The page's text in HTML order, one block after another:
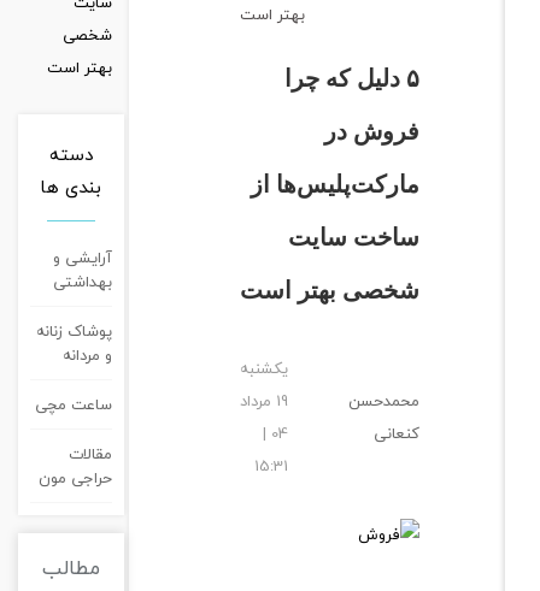
بهتر است
۵ دلیل که چرا
فروش در
مارکت‌پلیس‌ها از
ساخت سایت
شخصی بهتر است
محمدحسن
بندی ها
آرایشی و
بهداشتی
پوشاک زنانه
ساعت مچی
حراجی مون
مطالب